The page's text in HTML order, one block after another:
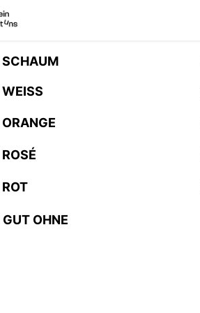
SCHAUM
WEISS
ORANGE
ROSÉ
ROT
GUT OHNE